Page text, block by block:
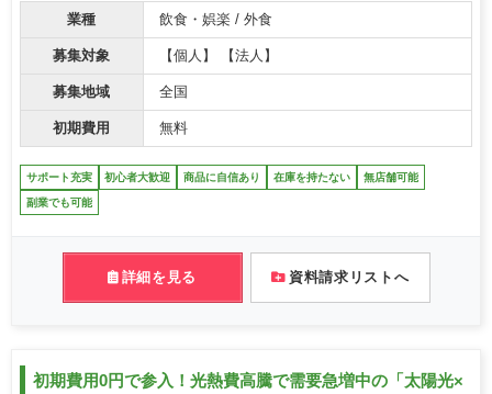
業種 飲食・娯楽 / 外食
募集対象 【個人】 【法人】
募集地域 全国
初期費用 無料
サポート充実 初心者大歓迎 商品に自信あり 在庫を持たない 無店舗可能
副業でも可能
詳細を見る 資料請求リストへ
初期費用0円で参入！光熱費高騰で需要急増中の「太陽光×